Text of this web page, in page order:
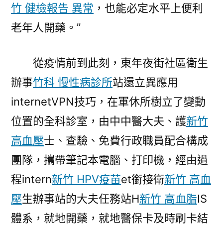
竹 健檢報告 異常 ，也能必定水平上便利
老年人開藥。”
從疫情前到此刻，東年夜街社區衛生
辦事竹科 慢性病診所站還立異應用
internetVPN技巧，在軍休所樹立了變動
位置的全科診室，由中中醫大夫、護新竹
高血壓士、查驗、免費行政職員配合構成
團隊，攜帶筆記本電腦、打印機，經由過
程intern新竹 HPV疫苗et銜接衛新竹 高血
壓生辦事站的大夫任務站H新竹 高血脂IS
體系，就地開藥，就地醫保卡及時刷卡結